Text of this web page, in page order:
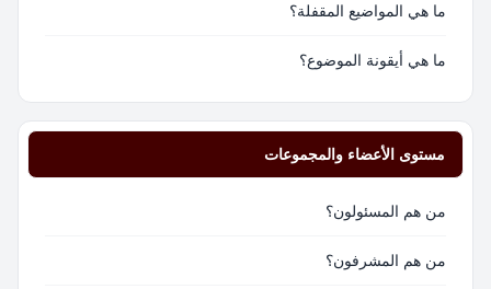
ما هي المواضيع المقفلة؟
ما هي أيقونة الموضوع؟
مستوى الأعضاء والمجموعات
من هم المسئولون؟
من هم المشرفون؟